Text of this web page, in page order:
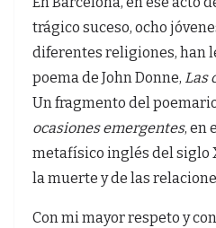
trágico suceso, ocho
diferentes religiones, han
poema de John Donne, Las
Un fragmento del
ocasiones emergentes, en
metafísico inglés del siglo
la muerte y de las
Con mi mayor respeto y